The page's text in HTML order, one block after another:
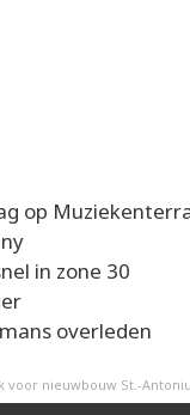
op
in zone 30
overleden
voor nieuwbouw St.-